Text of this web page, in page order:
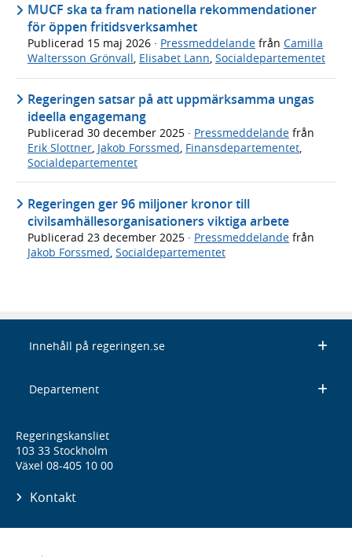
MUCF ska ta fram nationella rekommendationer
för öppen fritidsverksamhet
Publicerad 15 maj 2026 · Pressmeddelande från Camilla
Waltersson Grönvall, Elisabet Lann, Socialdepartementet
Regeringen satsar på att uppmärksamma ungas
ideella engagemang
Publicerad 30 december 2025 · Pressmeddelande från
Erik Slottner, Jakob Forssmed, Finansdepartementet,
Socialdepartementet
Regeringen ger 96 miljoner kronor till
civilsamhällesorganisationers viktiga arbete
Publicerad 23 december 2025 · Pressmeddelande från
Jakob Forssmed Socialdepartementet
Innehåll på regeringen.se
Departement
Regeringskansliet
103 33 Stockholm
Växel 08-405 10 00
Kontakt